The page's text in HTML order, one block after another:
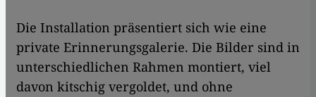
Die Installation präsentiert sich wie eine
private Erinnerungsgalerie. Die Bilder sind in
unterschiedlichen Rahmen montiert, viel
davon kitschig vergoldet, und ohne